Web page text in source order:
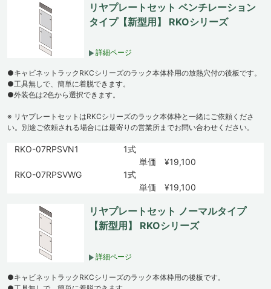
リヤプレートセット ベンチレーション
タイプ【新型用】 RKOシリーズ
詳細ページ
●キャビネットラックRKCシリーズのラック本体枠用の放熱穴付の後板です。
●工具無しで、簡単に着脱できます。
●外装色は2色から選択できます。
※ リヤプレートセットはRKCシリーズのラック本体枠と一緒にご依頼くださ
い。別途ご依頼される場合には最寄りの営業所までお問い合わせください。
RKO-07RPSVN1
1式
単価 ¥19,100
RKO-07RPSVWG
1式
単価 ¥19,100
リヤプレートセット ノーマルタイプ
【新型用】 RKOシリーズ
詳細ページ
●キャビネットラックRKCシリーズのラック本体枠用の後板です。